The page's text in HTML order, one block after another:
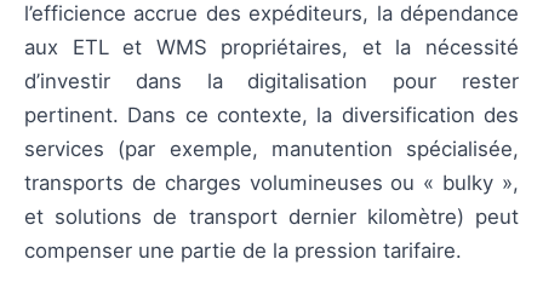
l’efficience accrue des expéditeurs, la dépendance
aux ETL et WMS propriétaires, et la nécessité
d’investir dans la digitalisation pour rester
pertinent. Dans ce contexte, la diversification des
services (par exemple, manutention spécialisée,
transports de charges volumineuses ou « bulky »,
et solutions de transport dernier kilomètre) peut
compenser une partie de la pression tarifaire.